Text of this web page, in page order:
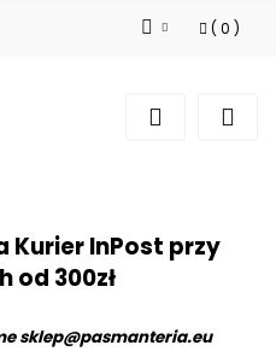
( 0 )
Kurier InPost przy
od 300zł
sklep@pasmanteria.eu